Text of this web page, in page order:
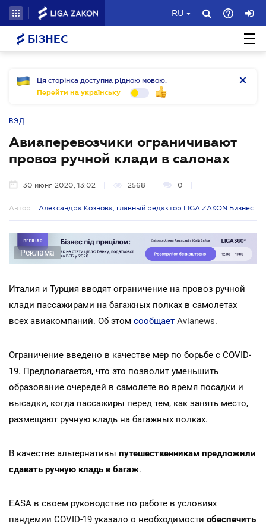
RU
БІЗНЕС
Ця сторінка доступна рідною мовою.
Перейти на українську
ВЭД
Авиаперевозчики ограничивают
провоз ручной клади в салонах
30 июня 2020, 13:02 2568 0
Автор: Александра Кознова, главный редактор LIGA ZAKON Бизнес
Реклама
Италия и Турция вводят ограничение на провоз ручной
клади пассажирами на багажных полках в самолетах
всех авиакомпаний. Об этом сообщает Avianews.
Ограничение введено в качестве мер по борьбе с COVID-
19. Предполагается, что это позволит уменьшить
образование очередей в самолете во время посадки и
высадки, когда пассажиры перед тем, как занять место,
размещают ручную кладь на багажных полках.
В качестве альтернативы путешественникам предложили
сдавать ручную кладь в багаж.
EASA в своем руководстве по работе в условиях
пандемии COVID-19 указало о необходимости обеспечить